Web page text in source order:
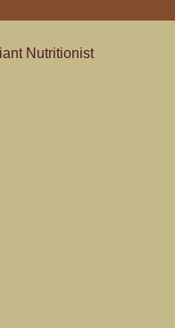
Nutritionist